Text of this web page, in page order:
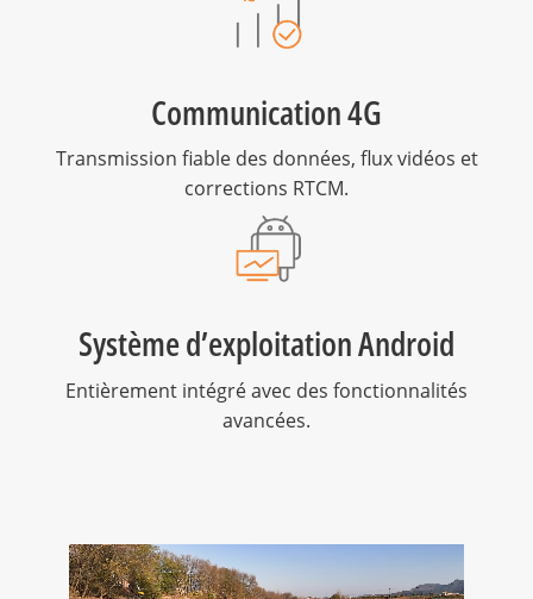
Communication 4G
Transmission fiable des données, flux vidéos et
corrections RTCM.
Système d’exploitation Android
Entièrement intégré avec des fonctionnalités
avancées.